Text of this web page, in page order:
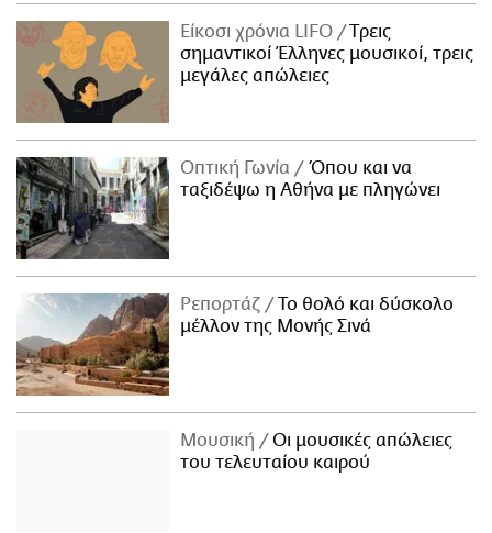
Είκοσι χρόνια LIFO
Tρεις
σημαντικοί Έλληνες μουσικοί, τρεις
μεγάλες απώλειες
Οπτική Γωνία
Όπου και να
ταξιδέψω η Αθήνα με πληγώνει
Ρεπορτάζ
Το θολό και δύσκολο
μέλλον της Μονής Σινά
Μουσική
Οι μουσικές απώλειες
του τελευταίου καιρού